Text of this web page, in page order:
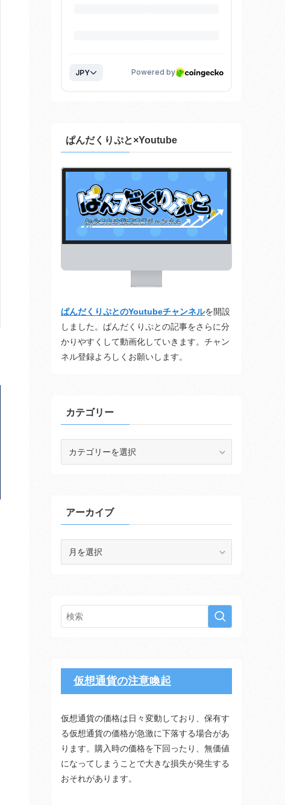
ぱんだくりぷと×Youtube
ぱんだくりぷとのYoutubeチャンネルを開設
しました。ぱんだくりぷとの記事をさらに分
かりやすくして動画化していきます。チャン
ネル登録よろしくお願いします。
カテゴリー
アーカイブ
仮想通貨の注意喚起
仮想通貨の価格は日々変動しており、保有す
る仮想通貨の価格が急激に下落する場合があ
ります。購入時の価格を下回ったり、無価値
になってしまうことで大きな損失が発生する
おそれがあります。